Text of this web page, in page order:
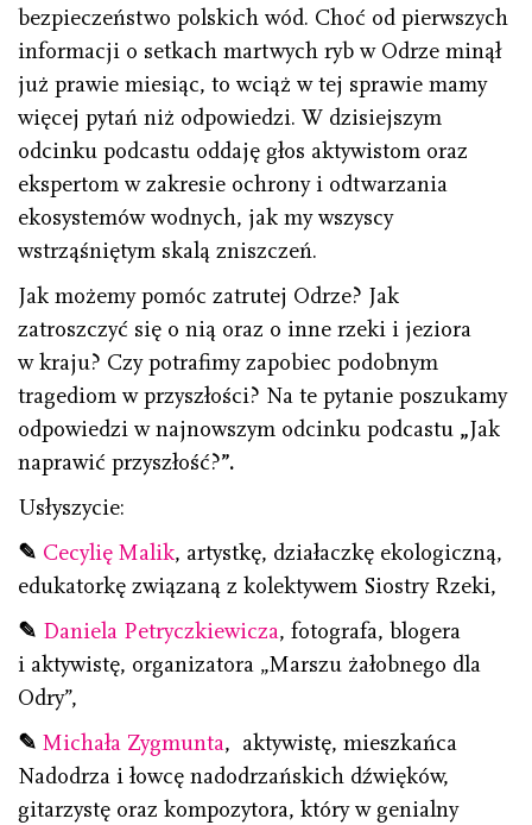
bezpieczeństwo polskich wód. Choć od pierwszych
informacji o setkach martwych ryb w Odrze minął
już prawie miesiąc, to wciąż w tej sprawie mamy
więcej pytań niż odpowiedzi. W dzisiejszym
odcinku podcastu oddaję głos aktywistom oraz
ekspertom w zakresie ochrony i odtwarzania
ekosystemów wodnych, jak my wszyscy
wstrząśniętym skalą zniszczeń.
Jak możemy pomóc zatrutej Odrze? Jak
zatroszczyć się o nią oraz o inne rzeki i jeziora
w kraju? Czy potrafimy zapobiec podobnym
tragediom w przyszłości? Na te pytanie poszukamy
odpowiedzi w najnowszym odcinku podcastu „Jak
naprawić przyszłość?”.
Usłyszycie:
✎ Cecylię Malik, artystkę, działaczkę ekologiczną,
edukatorkę związaną z kolektywem Siostry Rzeki,
✎ Daniela Petryczkiewicza, fotografa, blogera
i aktywistę, organizatora „Marszu żałobnego dla
Odry”,
✎ Michała Zygmunta, aktywistę, mieszkańca
Nadodrza i łowcę nadodrzańskich dźwięków,
gitarzystę oraz kompozytora, który w genialny